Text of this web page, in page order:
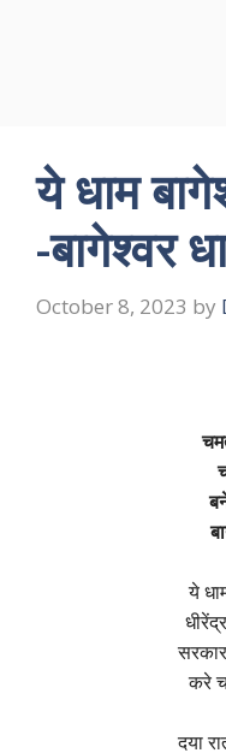
ये धाम
-बागेश्वर
October 8, 2023 by
ये
करे
दया